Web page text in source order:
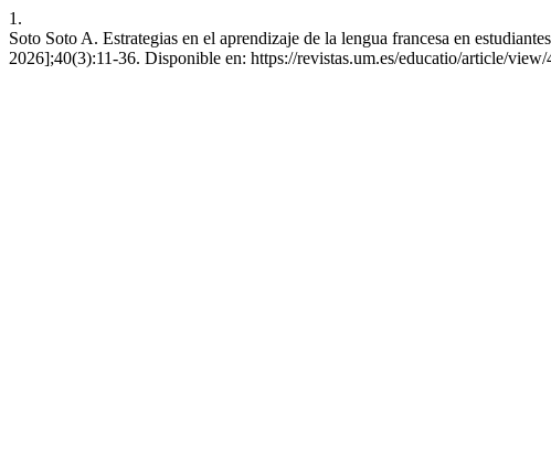
1.
Soto Soto A. Estrategias en el aprendizaje de la lengua francesa en
2026];40(3):11-36. Disponible en: https://revistas.um.es/educatio/article/view/